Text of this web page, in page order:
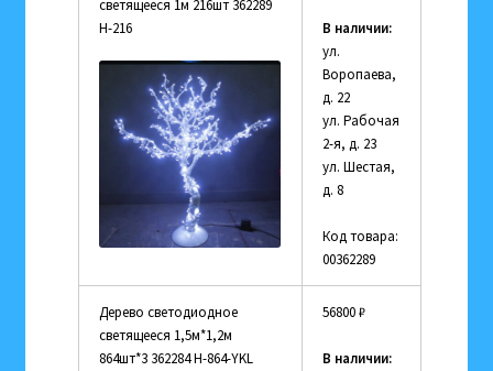
светящееся 1м 216шт 362289
Н-216
В наличии:
ул.
Воропаева,
д. 22
ул. Рабочая
2-я, д. 23
ул. Шестая,
д. 8
Код товара:
00362289
Дерево светодиодное
светящееся 1,5м*1,2м
864шт*3 362284 Н-864-YKL
56800₽
В наличии: